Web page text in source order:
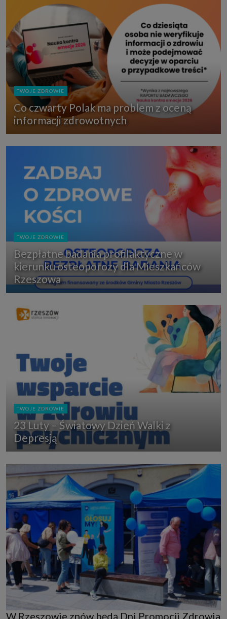
TWOJE ZDROWIE
Co czwarty Polak ma problem z oceną
informacji zdrowotnych
TWOJE ZDROWIE
Bezpłatne badania profilaktyczne w
kierunku osteoporozy dla Mieszkańców
Rzeszowa
TWOJE ZDROWIE
23 Luty – Światowy Dzień Walki z
Depresją
W Rzeszowie znów będą Dni Promocji Zdrowia